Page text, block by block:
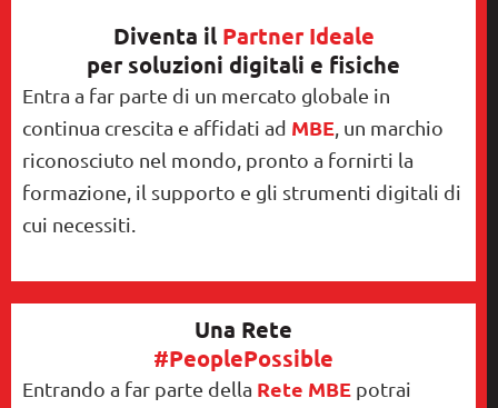
Diventa il Partner Ideale
per soluzioni digitali e fisiche
Entra a far parte di un mercato globale in
continua crescita e affidati ad MBE , un marchio
riconosciuto nel mondo, pronto a fornirti la
formazione, il supporto e gli strumenti digitali di
cui necessiti.
Una Rete
#PeoplePossible
Entrando a far parte della Rete MBE potrai